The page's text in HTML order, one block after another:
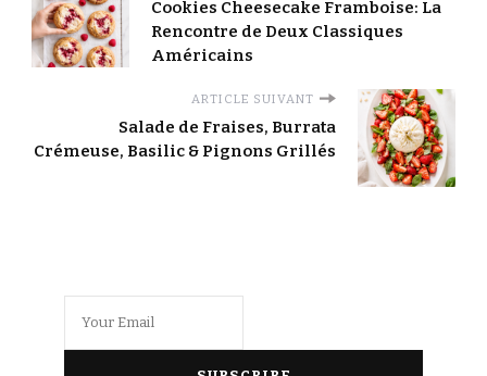
Cookies Cheesecake Framboise: La
Rencontre de Deux Classiques
Américains
ARTICLE SUIVANT
Salade de Fraises, Burrata
Crémeuse, Basilic & Pignons Grillés